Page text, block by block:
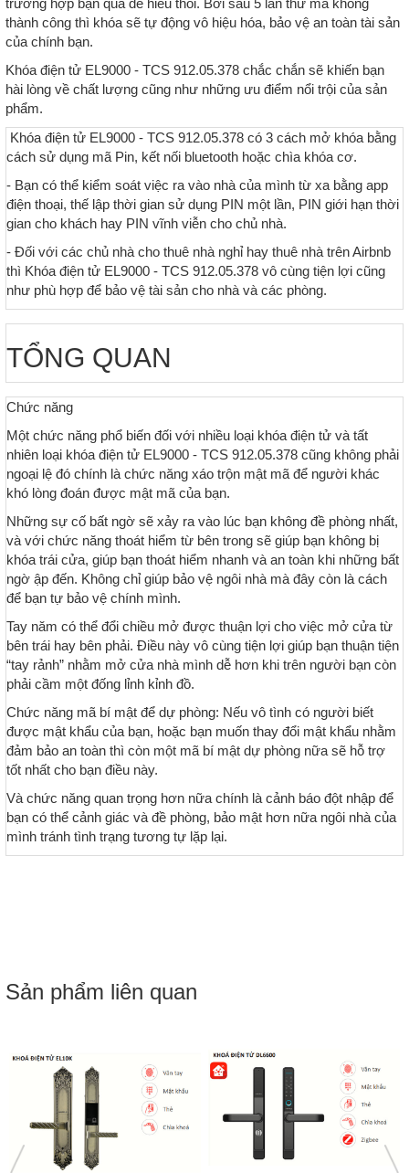
trường hợp bạn quá dễ hiểu thôi. Bởi sau 5 lần thử mã không
thành công thì khóa sẽ tự động vô hiệu hóa, bảo vệ an toàn tài sản
của chính bạn.
Khóa điện tử EL9000 - TCS 912.05.378 chắc chắn sẽ khiến bạn
hài lòng về chất lượng cũng như những ưu điểm nổi trội của sản
phẩm.
Khóa điện tử EL9000 - TCS 912.05.378 có 3 cách mở khóa bằng
cách sử dụng mã Pin, kết nối bluetooth hoặc chìa khóa cơ.
- Bạn có thể kiểm soát việc ra vào nhà của mình từ xa bằng app
điện thoại, thế lập thời gian sử dụng PIN một lần, PIN giới hạn thời
gian cho khách hay PIN vĩnh viễn cho chủ nhà.
- Đối với các chủ nhà cho thuê nhà nghỉ hay thuê nhà trên Airbnb
thì Khóa điện tử EL9000 - TCS 912.05.378 vô cùng tiện lợi cũng
như phù hợp để bảo vệ tài sản cho nhà và các phòng.
TỔNG QUAN
Chức năng
Một chức năng phổ biến đối với nhiều loại khóa điện tử và tất
nhiên loại khóa điện tử EL9000 - TCS 912.05.378 cũng không phải
ngoại lệ đó chính là chức năng xáo trộn mật mã để người khác
khó lòng đoán được mật mã của bạn.
Những sự cố bất ngờ sẽ xảy ra vào lúc bạn không đề phòng nhất,
và với chức năng thoát hiểm từ bên trong sẽ giúp bạn không bị
khóa trái cửa, giúp bạn thoát hiểm nhanh và an toàn khi những bất
ngờ ập đến. Không chỉ giúp bảo vệ ngôi nhà mà đây còn là cách
để bạn tự bảo vệ chính mình.
Tay năm có thể đổi chiều mở được thuận lợi cho việc mở cửa từ
bên trái hay bên phải. Điều này vô cùng tiện lợi giúp bạn thuận tiện
“tay rảnh” nhằm mở cửa nhà mình dễ hơn khi trên người bạn còn
phải cầm một đống lỉnh kỉnh đồ.
Chức năng mã bí mật để dự phòng: Nếu vô tình có người biết
được mật khẩu của bạn, hoặc bạn muốn thay đổi mật khẩu nhằm
đảm bảo an toàn thì còn một mã bí mật dự phòng nữa sẽ hỗ trợ
tốt nhất cho bạn điều này.
Và chức năng quan trọng hơn nữa chính là cảnh báo đột nhập để
bạn có thể cảnh giác và đề phòng, bảo mật hơn nữa ngôi nhà của
mình tránh tình trạng tương tự lặp lại.
Sản phẩm liên quan